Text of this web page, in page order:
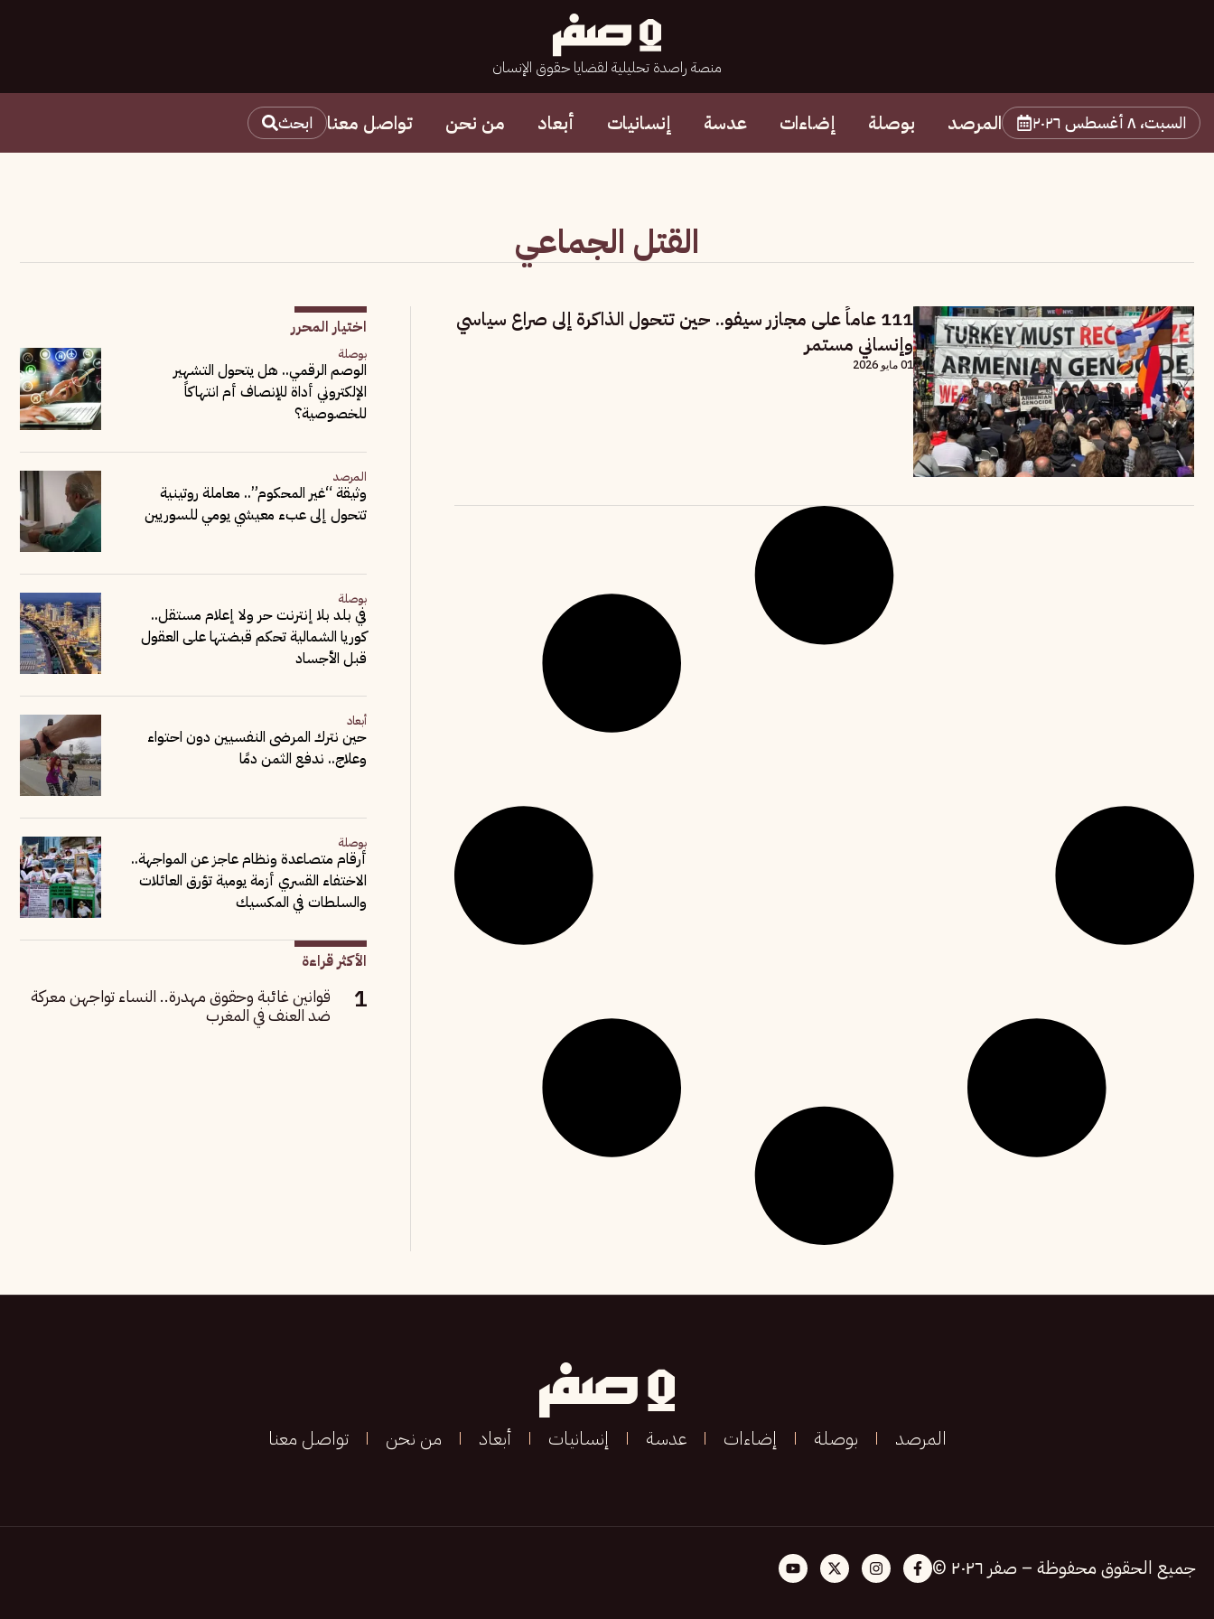
منصة راصدة تحليلية لقضايا حقوق الإنسان
السبت، ٨ أغسطس ٢٠٢٦ المرصد بوصلة إضاءات عدسة إنسانيات أبعاد من نحن تواصل معنا ابحث
القتل الجماعي
111 عاماً على مجازر سيفو.. حين تتحول الذاكرة إلى صراع سياسي
وإنساني مستمر
01 مايو 2026
اختيار المحرر
بوصلة
الوصم الرقمي.. هل يتحول التشهير
الإلكتروني أداة للإنصاف أم انتهاكاً
للخصوصية؟
المرصد
وثيقة “غير المحكوم”.. معاملة روتينية
تتحول إلى عبء معيشي يومي للسوريين
بوصلة
في بلد بلا إنترنت حر ولا إعلام مستقل..
كوريا الشمالية تحكم قبضتها على العقول
قبل الأجساد
أبعاد
حين نترك المرضى النفسيين دون احتواء
وعلاج.. ندفع الثمن دمًا
بوصلة
أرقام متصاعدة ونظام عاجز عن المواجهة..
الاختفاء القسري أزمة يومية تؤرق العائلات
والسلطات في المكسيك
الأكثر قراءة
قوانين غائبة وحقوق مهدرة.. النساء تواجهن معركة
ضد العنف في المغرب
المرصد بوصلة إضاءات عدسة إنسانيات أبعاد من نحن تواصل معنا
جميع الحقوق محفوظة – صفر ٢٠٢٦ ©